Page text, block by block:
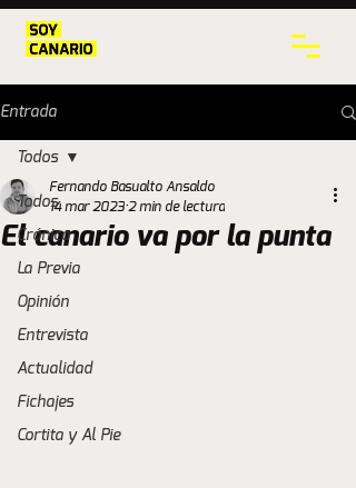
Entrada
Todos
Crónica
La Previa
Opinión
Entrevista
Actualidad
Fichajes
Cortita y Al Pie
Todos
El canario va por la punta
Fernando Basualto Ansaldo
14 mar 2023 2 min de lectura